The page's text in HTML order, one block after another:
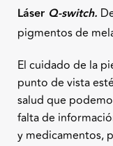
Láser Q-switch.
pigmentos de
El cuidado de la
punto de vista
salud que
falta de
y medicamentos,